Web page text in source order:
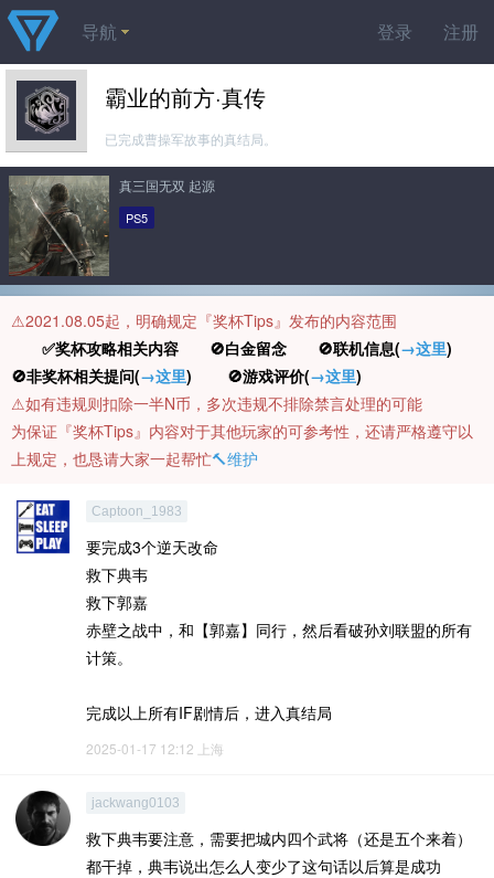
登录 注册
导航
霸业的前方·真传
已完成曹操军故事的真结局。
真三国无双 起源
PS5
⚠️2021.08.05起，明确规定『奖杯Tips』发布的内容范围
✅奖杯攻略相关内容 🚫白金留念 🚫联机信息(→这里)
🚫非奖杯相关提问(→这里) 🚫游戏评价(→这里)
⚠️如有违规则扣除一半N币，多次违规不排除禁言处理的可能
为保证『奖杯Tips』内容对于其他玩家的可参考性，还请严格遵守以
上规定，也恳请大家一起帮忙🔨维护
Captoon_1983
要完成3个逆天改命
救下典韦
救下郭嘉
赤壁之战中，和【郭嘉】同行，然后看破孙刘联盟的所有
计策。
完成以上所有IF剧情后，进入真结局
2025-01-17 12:12 上海
jackwang0103
救下典韦要注意，需要把城内四个武将（还是五个来着）
都干掉，典韦说出怎么人变少了这句话以后算是成功